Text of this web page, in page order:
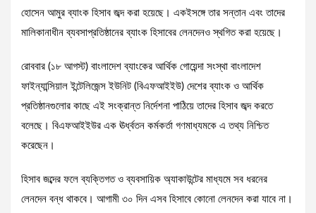
হোসেন আমুর ব্যাংক হিসাব জব্দ করা হয়েছে। একইসঙ্গে তার সন্তান এবং তাদের
মালিকানাধীন ব্যবসাপ্রতিষ্ঠানের ব্যাংক হিসাবের লেনদেনও স্থগিত করা হয়েছে।
রোববার (১৮ আগস্ট) বাংলাদেশ ব্যাংকের আর্থিক গোয়েন্দা সংস্থা বাংলাদেশ
ফাইন্যান্সিয়াল ইন্টেলিজেন্স ইউনিট (বিএফআইইউ) দেশের ব্যাংক ও আর্থিক
প্রতিষ্ঠানগুলোর কাছে এই সংক্রান্ত নির্দেশনা পাঠিয়ে তাদের হিসাব জব্দ করতে
বলেছে। বিএফআইইউর এক ঊর্ধ্বতন কর্মকর্তা গণমাধ্যমকে এ তথ্য নিশ্চিত
করেছেন।
হিসাব জব্দের ফলে ব্যক্তিগত ও ব্যবসায়িক অ্যাকাউন্টের মাধ্যমে সব ধরনের
লেনদেন বন্ধ থাকবে। আগামী ৩০ দিন এসব হিসাবে কোনো লেনদেন করা যাবে না।